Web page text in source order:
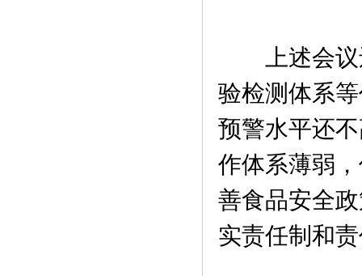
上述会议
验检测体系
预警水平还
作体系薄弱
善食品安全
实责任制和